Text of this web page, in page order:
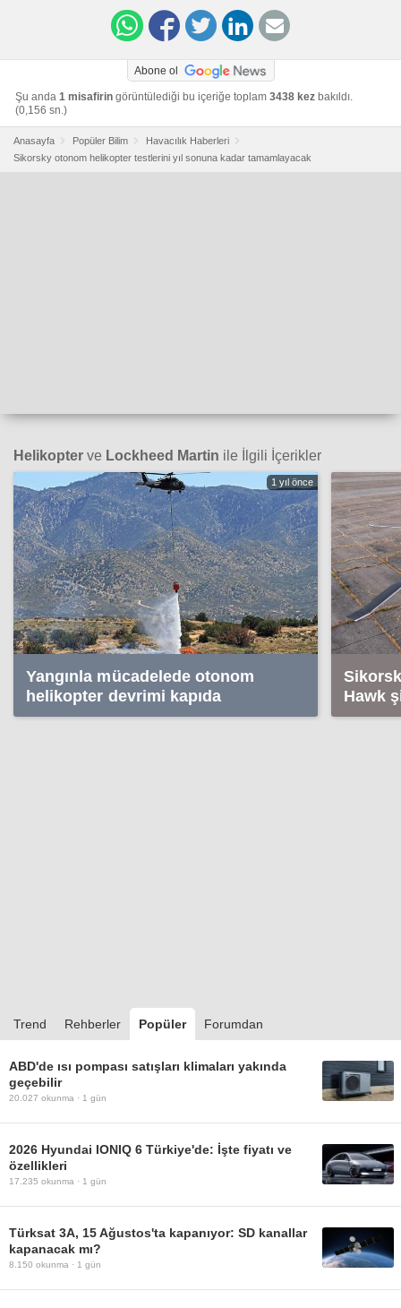
Abone ol
Şu anda 1 misafirin görüntülediği bu içeriğe toplam 3438 kez bakıldı.
(0,156 sn.)
Anasayfa Popüler Bilim
Havacılık Haberleri
Sikorsky otonom helikopter testlerini yıl sonuna kadar tamamlayacak
Helikopter ve Lockheed Martin ile İlgili İçerikler
1 yıl önce
Yangınla mücadelede otonom
helikopter devrimi kapıda
Hawk
olarak
Trend Rehberler Popüler Forumdan
ABD'de ısı pompası satışları klimaları yakında
geçebilir
20.027 okunma · 1 gün
2026 Hyundai IONIQ 6 Türkiye'de: İşte fiyatı ve
özellikleri
17.235 okunma · 1 gün
Türksat 3A, 15 Ağustos'ta kapanıyor: SD kanallar
kapanacak mı?
8.150 okunma · 1 gün